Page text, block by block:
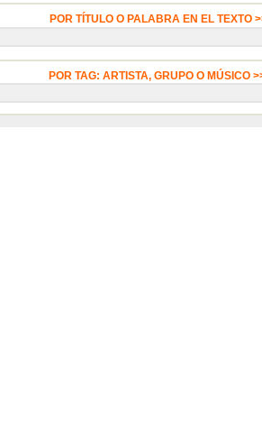
POR TÍTULO O PALABRA EN EL TEXTO
POR TAG: ARTISTA, GRUPO O MÚSICO